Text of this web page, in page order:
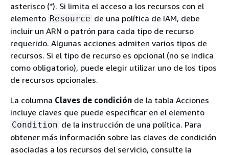
asterisco (*). Si limita el acceso a los recursos con el
elemento Resource de una política de IAM, debe
incluir un ARN o patrón para cada tipo de recurso
requerido. Algunas acciones admiten varios tipos de
recursos. Si el tipo de recurso es opcional (no se indica
como obligatorio), puede elegir utilizar uno de los tipos
de recursos opcionales.
La columna Claves de condición de la tabla Acciones
incluye claves que puede especificar en el elemento
Condition de la instrucción de una política. Para
obtener más información sobre las claves de condición
asociadas a los recursos del servicio, consulte la